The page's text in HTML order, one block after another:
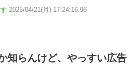
2025/04/21(月) 17:24:16.96
知らんけど、やっすい広告